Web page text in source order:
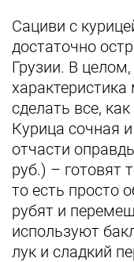
Сациви с
достаточно
Грузии. В
сделать все,
Курица сочная
отчасти
руб.) – готовят
то есть просто
рубят и
используют
лук и сладкий